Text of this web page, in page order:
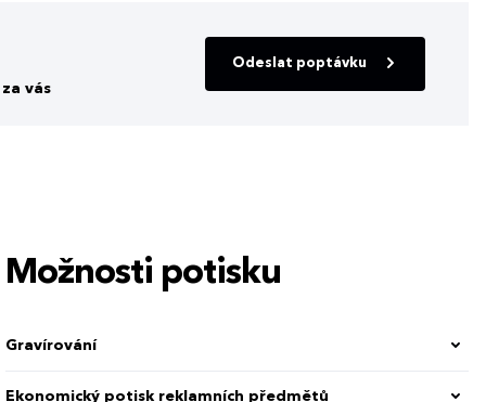
vás
Odeslat poptávku
Možnosti potisku
Gravírování
Ekonomický potisk reklamních předmětů